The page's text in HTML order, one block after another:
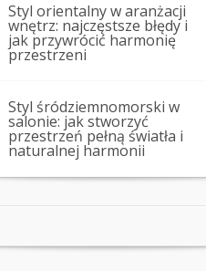
Styl orientalny w aranżacji
wnętrz: najczęstsze błędy i
jak przywrócić harmonię
przestrzeni
Styl śródziemnomorski w
salonie: jak stworzyć
przestrzeń pełną światła i
naturalnej harmonii